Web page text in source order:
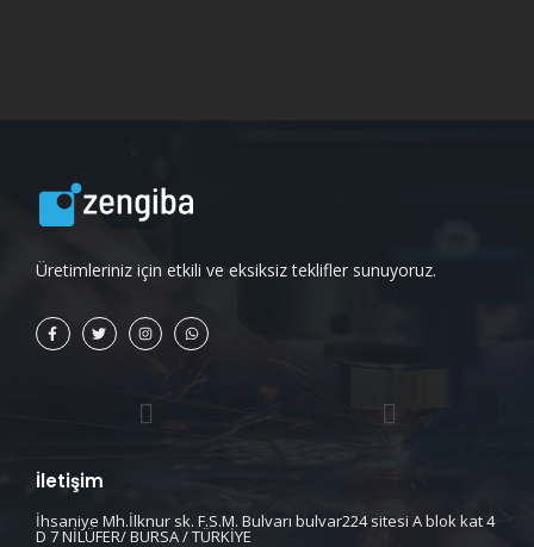
Üretimleriniz için etkili ve eksiksiz teklifler sunuyoruz.
İletişim
İhsaniye Mh.İlknur sk. F.S.M. Bulvarı bulvar224 sitesi A blok kat 4
D 7 NİLÜFER/ BURSA / TÜRKİYE